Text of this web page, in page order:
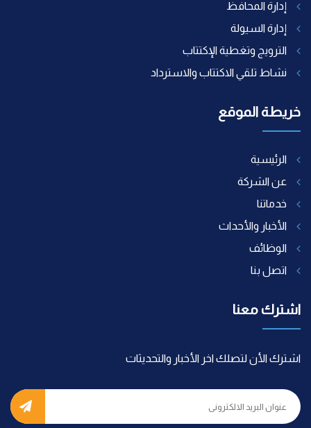
إدارة المحافظ
إدارة السيولة
الترويج وتغطية الإكتتاب
نشاط تلقي الاكتتاب والاسترداد
خريطة الموقع
الرئيسية
عن الشركة
خدماتنا
الأخبار والأحداث
الوظائف
اتصل بنا
اشترك معنا
اشترك الأن لتصلك اخر الأخبار والتحديثات